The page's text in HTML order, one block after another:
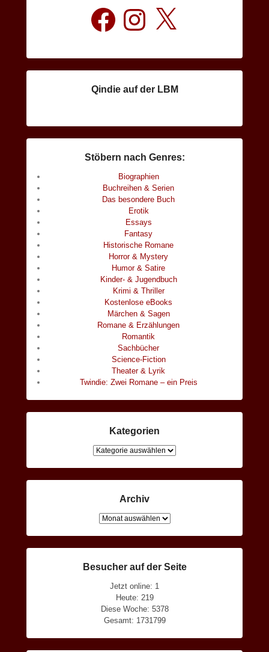
Facebook Instagram
Qindie auf der LBM
Stöbern nach Genres:
Biographien
Buchreihen & Serien
Das besondere Buch
Erotik
Essays
Fantasy
Historische Romane
Horror & Mystery
Humor & Satire
Kinder- & Jugendbuch
Krimi & Thriller
Kostenlose eBooks
Märchen & Sagen
Romane & Erzählungen
Romantik
Sachbücher
Science-Fiction
Theater & Lyrik
Twindie: Zwei Romane – ein Preis
Kategorien
Kategorien
Archiv
Archiv
Besucher auf der Seite
Jetzt online: 1
Heute: 219
Diese Woche: 5378
Gesamt: 1731799